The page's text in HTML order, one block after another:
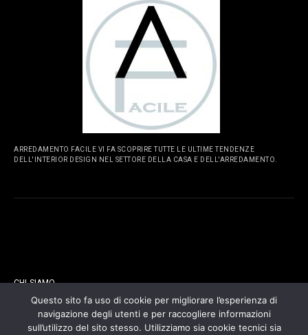
ARREDAMENTO FACILE VI FA SCOPRIRE TUTTE LE ULTIME TENDENZE
DELL'INTERIOR DESIGN NEL SETTORE DELLA CASA E DELL'ARREDAMENTO.
CHI SIAMO
CONTATTI
Questo sito fa uso di cookie per migliorare l’esperienza di
navigazione degli utenti e per raccogliere informazioni
sull’utilizzo del sito stesso. Utilizziamo sia cookie tecnici sia